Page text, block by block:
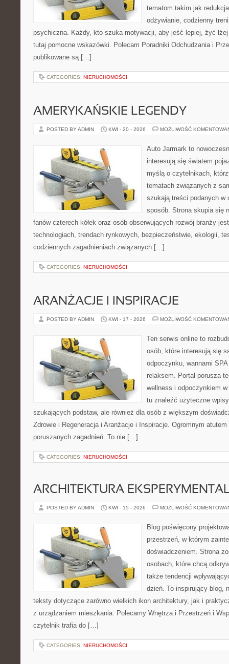
tematom takim jak
odżywianie, codzienny
psychiczna. Każdy, kto szuka motywacji, aby jeść lepiej, żyć
tutaj pomocne wskazówki. Polecam Poradniki Odchudzania i
publikowane są […]
CATEGORIES: NIERUCHOMOŚCI
AMERYKAŃSKIE LEGENDY
POSTED BY ADMIN KWI - 20 - 2026 MOŻLIWOŚĆ
Auto Jarmark to
interesują się światem
myślą o czytelnikach,
tematach związanych z
szukają treści podanych w
sposób. Strona skupia się
fanów czterech kółek oraz osób obserwujących rozwój branży
technologiach, trendach rynkowych, bezpieczeństwie, ekologii,
codziennych zagadnieniach związanych […]
CATEGORIES: NIERUCHOMOŚCI
ARANŻACJE I INSPIRACJE
POSTED BY ADMIN KWI - 17 - 2026 MOŻLIWOŚĆ
Ten serwis online to
osób, które interesują się
odpoczynku, wannami
relaksem. Portal porusza
wellness i odpoczynkiem
tu znaleźć użyteczne
szukających podstaw, ale również dla osób z większym
Zdrowie i Regeneracja i Aranżacje i Inspiracje. Ogromnym
poruszanych zagadnień. To nie […]
CATEGORIES: NIERUCHOMOŚCI
ARCHITEKTURA
POSTED BY ADMIN KWI - 15 - 2026 MOŻLIWOŚĆ
Blog poświęcony
przestrzeń, w którym
doświadczeniem. Strona
osobach, które chcą
także tendencji
dzień. To inspirujący blog,
teksty dotyczące zarówno wielkich ikon architektury, jak i
z urządzaniem mieszkania. Polecamy Wnętrza i Przestrzeń i
czytelnik trafia do […]
CATEGORIES: NIERUCHOMOŚCI